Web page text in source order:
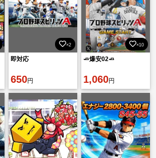
×2
即対応
650円
×10
🧈爆安02🧈
1,060円